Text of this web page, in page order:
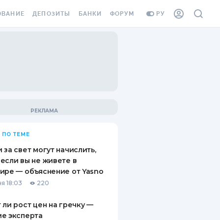
РУ
ВИНЬЕТКА
СОТРУДНИКОВ
ОТ
СЛУЧАЕВ
ДЕПОЗИТЫ
ВОПРОСЫ И ОТВЕТЫ
ПУТЕВОДИТЕЛИ ПО
СБЕРЕЖЕНИЯМ
БАНКИ ФОРУМ
ПО ТЕМЕ
за свет могут начислить,
вы не живете в
— объяснение от Yasno
18:03 220
ли рост цен на гречку —
эксперта